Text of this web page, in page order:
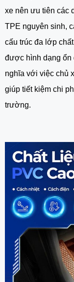
xe nên ưu tiên các
TPE nguyên sinh,
cấu trúc đa lớp
được hình dạng ổn
nghĩa với việc chủ
giúp tiết kiệm chi
trường.